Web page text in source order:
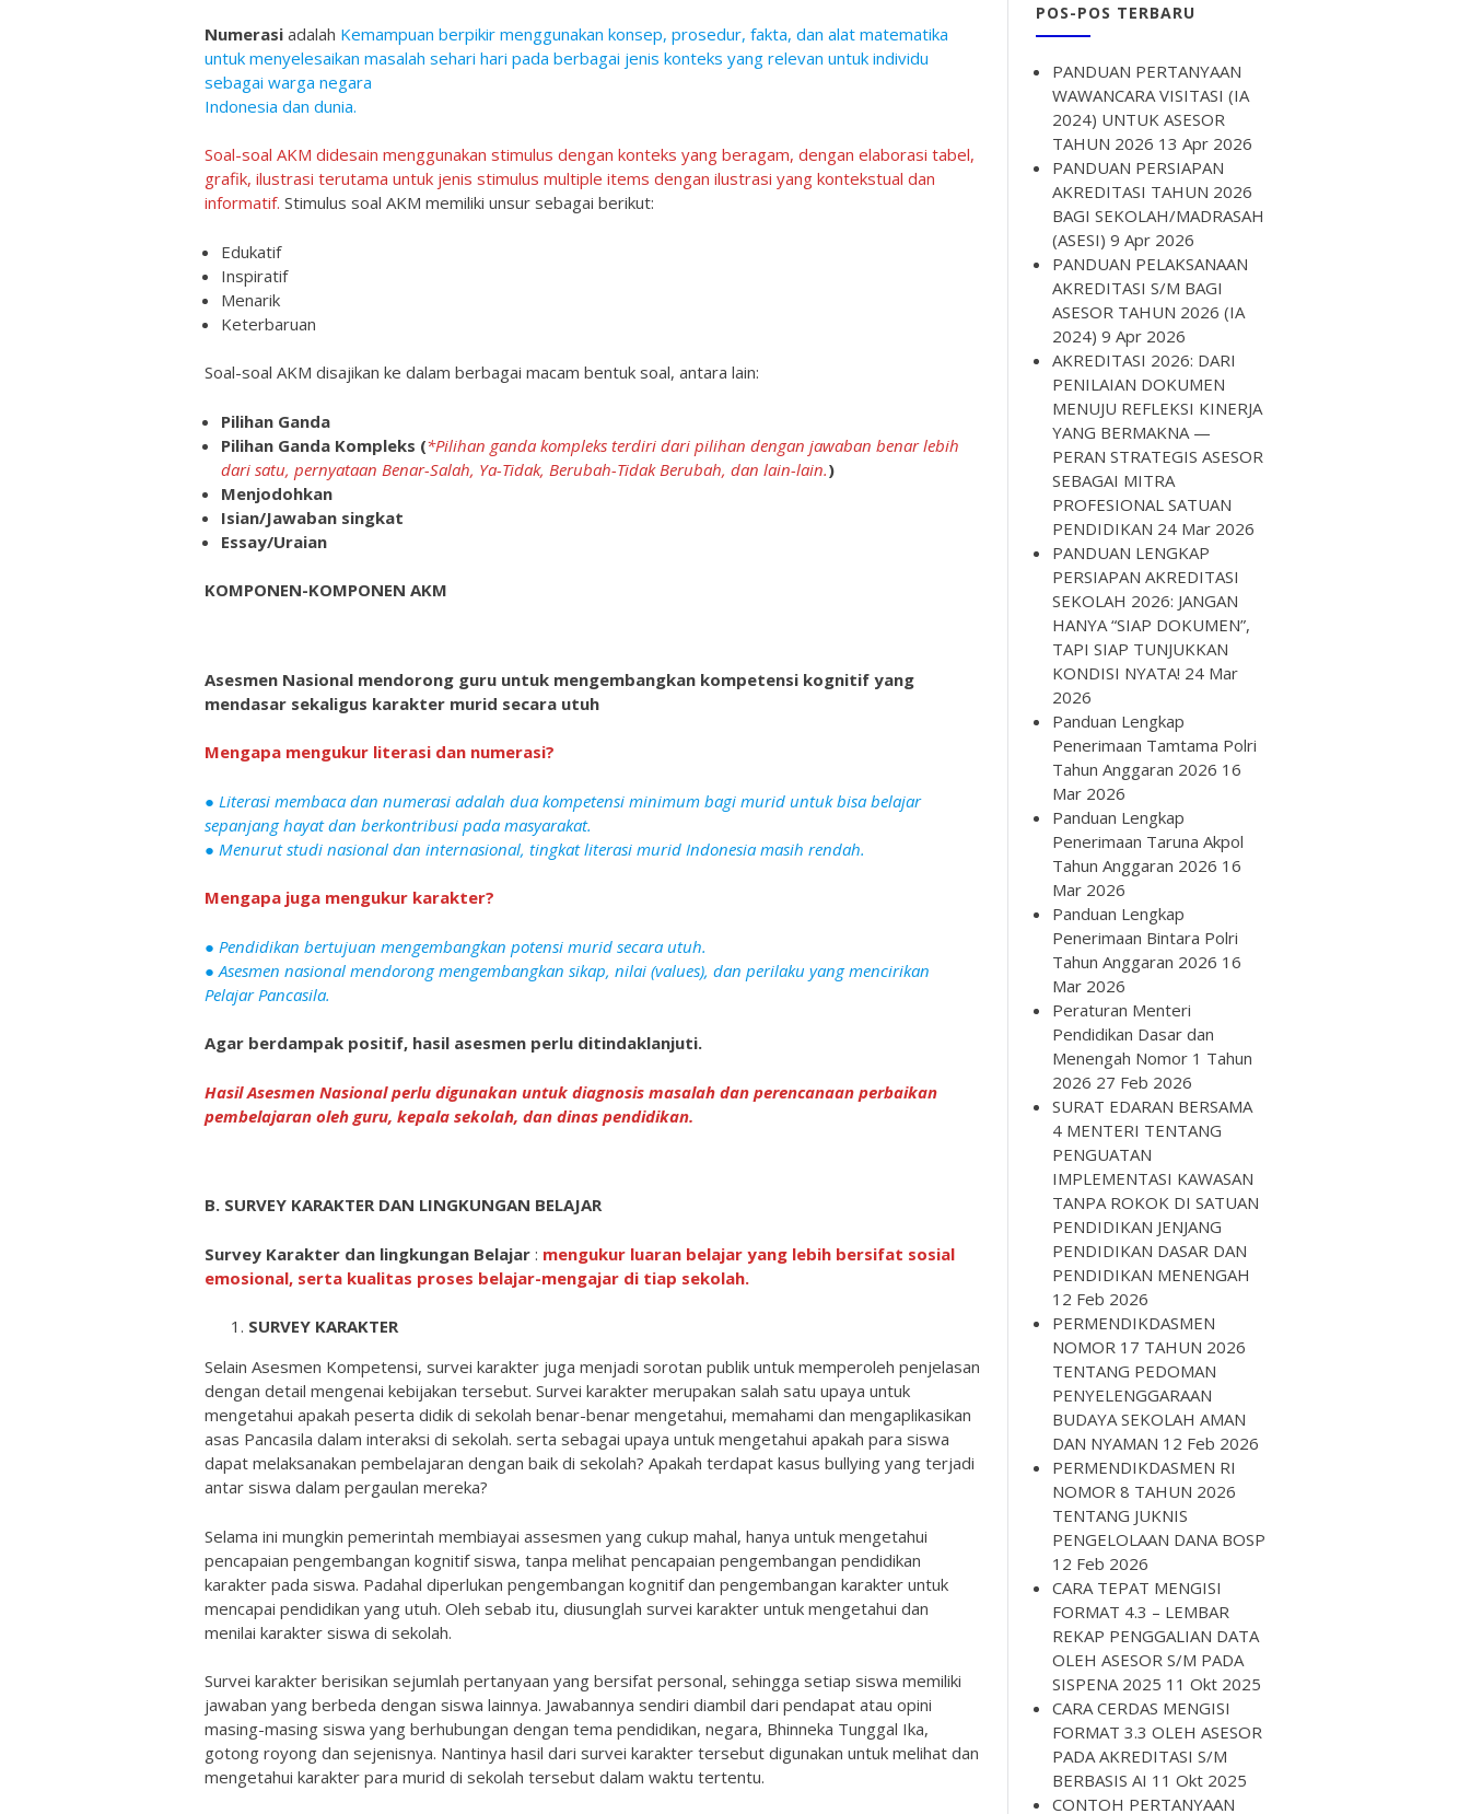
Numerasi adalah Kemampuan berpikir menggunakan konsep, prosedur, fakta, dan alat matematika
untuk menyelesaikan masalah sehari hari pada berbagai jenis konteks yang relevan untuk individu
sebagai warga negara
Indonesia dan dunia.
Soal-soal AKM didesain menggunakan stimulus dengan konteks yang beragam, dengan elaborasi tabel,
grafik, ilustrasi terutama untuk jenis stimulus multiple items dengan ilustrasi yang kontekstual dan
informatif. Stimulus soal AKM memiliki unsur sebagai berikut:
Edukatif
Inspiratif
Menarik
Keterbaruan
Soal-soal AKM disajikan ke dalam berbagai macam bentuk soal, antara lain:
Pilihan Ganda
Pilihan Ganda Kompleks (*Pilihan ganda kompleks terdiri dari pilihan dengan jawaban benar lebih
dari satu, pernyataan Benar-Salah, Ya-Tidak, Berubah-Tidak Berubah, dan lain-lain.)
Menjodohkan
Isian/Jawaban singkat
Essay/Uraian
KOMPONEN-KOMPONEN AKM
Asesmen Nasional mendorong guru untuk mengembangkan kompetensi kognitif yang
mendasar sekaligus karakter murid secara utuh
Mengapa mengukur literasi dan numerasi?
● Literasi membaca dan numerasi adalah dua kompetensi minimum bagi murid untuk bisa belajar
sepanjang hayat dan berkontribusi pada masyarakat.
● Menurut studi nasional dan internasional, tingkat literasi murid Indonesia masih rendah.
Mengapa juga mengukur karakter?
● Pendidikan bertujuan mengembangkan potensi murid secara utuh.
● Asesmen nasional mendorong mengembangkan sikap, nilai (values), dan perilaku yang mencirikan
Pelajar Pancasila.
Agar berdampak positif, hasil asesmen perlu ditindaklanjuti.
Hasil Asesmen Nasional perlu digunakan untuk diagnosis masalah dan perencanaan perbaikan
pembelajaran oleh guru, kepala sekolah, dan dinas pendidikan.
B. SURVEY KARAKTER DAN LINGKUNGAN BELAJAR
Survey Karakter dan lingkungan Belajar : mengukur luaran belajar yang lebih bersifat sosial
emosional, serta kualitas proses belajar-mengajar di tiap sekolah.
SURVEY KARAKTER
Selain Asesmen Kompetensi, survei karakter juga menjadi sorotan publik untuk memperoleh penjelasan
dengan detail mengenai kebijakan tersebut. Survei karakter merupakan salah satu upaya untuk
mengetahui apakah peserta didik di sekolah benar-benar mengetahui, memahami dan mengaplikasikan
asas Pancasila dalam interaksi di sekolah. serta sebagai upaya untuk mengetahui apakah para siswa
dapat melaksanakan pembelajaran dengan baik di sekolah? Apakah terdapat kasus bullying yang terjadi
antar siswa dalam pergaulan mereka?
Selama ini mungkin pemerintah membiayai assesmen yang cukup mahal, hanya untuk mengetahui
pencapaian pengembangan kognitif siswa, tanpa melihat pencapaian pengembangan pendidikan
karakter pada siswa. Padahal diperlukan pengembangan kognitif dan pengembangan karakter untuk
mencapai pendidikan yang utuh. Oleh sebab itu, diusunglah survei karakter untuk mengetahui dan
menilai karakter siswa di sekolah.
Survei karakter berisikan sejumlah pertanyaan yang bersifat personal, sehingga setiap siswa memiliki
jawaban yang berbeda dengan siswa lainnya. Jawabannya sendiri diambil dari pendapat atau opini
masing-masing siswa yang berhubungan dengan tema pendidikan, negara, Bhinneka Tunggal Ika,
gotong royong dan sejenisnya. Nantinya hasil dari survei karakter tersebut digunakan untuk melihat dan
mengetahui karakter para murid di sekolah tersebut dalam waktu tertentu.
POS-POS TERBARU
PANDUAN PERTANYAAN
WAWANCARA VISITASI (IA
2024) UNTUK ASESOR
TAHUN 2026 13 Apr 2026
PANDUAN PERSIAPAN
AKREDITASI TAHUN 2026
BAGI SEKOLAH/MADRASAH
(ASESI) 9 Apr 2026
PANDUAN PELAKSANAAN
AKREDITASI S/M BAGI
ASESOR TAHUN 2026 (IA
2024) 9 Apr 2026
AKREDITASI 2026: DARI
PENILAIAN DOKUMEN
MENUJU REFLEKSI KINERJA
YANG BERMAKNA —
PERAN STRATEGIS ASESOR
SEBAGAI MITRA
PROFESIONAL SATUAN
PENDIDIKAN 24 Mar 2026
PANDUAN LENGKAP
PERSIAPAN AKREDITASI
SEKOLAH 2026: JANGAN
HANYA “SIAP DOKUMEN”,
TAPI SIAP TUNJUKKAN
KONDISI NYATA! 24 Mar
2026
Panduan Lengkap
Penerimaan Tamtama Polri
Tahun Anggaran 2026 16
Mar 2026
Panduan Lengkap
Penerimaan Taruna Akpol
Tahun Anggaran 2026 16
Mar 2026
Panduan Lengkap
Penerimaan Bintara Polri
Tahun Anggaran 2026 16
Mar 2026
Peraturan Menteri
Pendidikan Dasar dan
Menengah Nomor 1 Tahun
2026 27 Feb 2026
SURAT EDARAN BERSAMA
4 MENTERI TENTANG
PENGUATAN
IMPLEMENTASI KAWASAN
TANPA ROKOK DI SATUAN
PENDIDIKAN JENJANG
PENDIDIKAN DASAR DAN
PENDIDIKAN MENENGAH
12 Feb 2026
PERMENDIKDASMEN
NOMOR 17 TAHUN 2026
TENTANG PEDOMAN
PENYELENGGARAAN
BUDAYA SEKOLAH AMAN
DAN NYAMAN 12 Feb 2026
PERMENDIKDASMEN RI
NOMOR 8 TAHUN 2026
TENTANG JUKNIS
PENGELOLAAN DANA BOSP
12 Feb 2026
CARA TEPAT MENGISI
FORMAT 4.3 – LEMBAR
REKAP PENGGALIAN DATA
OLEH ASESOR S/M PADA
SISPENA 2025 11 Okt 2025
CARA CERDAS MENGISI
FORMAT 3.3 OLEH ASESOR
PADA AKREDITASI S/M
BERBASIS AI 11 Okt 2025
CONTOH PERTANYAAN